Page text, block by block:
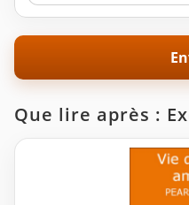
Que lire après :